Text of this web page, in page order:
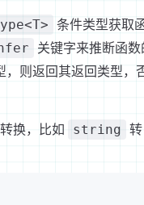
条件类型获取
关键字来推断函数
，则返回其返回类型，
换，比如 string 转